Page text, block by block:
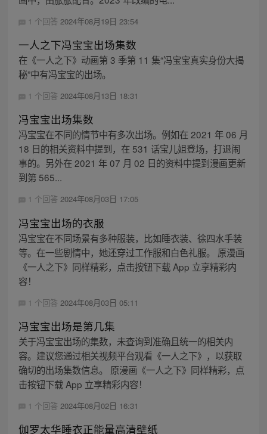
1 个回答 2024年08月19日 23:54
一人之下冯宝宝出场集数
在《一人之下》动画第 3 季第 11 集“冯宝宝真实身份大揭
秘”中有冯宝宝的出场。
1 个回答 2024年08月13日 18:31
冯宝宝出场集数
冯宝宝在不同的情节中有多次出场。例如在 2021 年 06 月
18 日的相关资料中提到，在 531 话宝儿姐登场，打退闹
事的。另外在 2021 年 07 月 02 日的资料中提到漫画更新
到第 565...
1 个回答 2024年08月03日 17:05
冯宝宝出场的衣服
冯宝宝在不同场景有多种服装，比如睡衣装、徐四水手装
等。在一些剧情中，她还穿过工作服和白色礼服。 原漫画
《一人之下》同样精彩，点击按钮下载 App 立享精彩内
容！
1 个回答 2024年08月03日 05:11
冯宝宝出场是第几集
关于冯宝宝出场的集数，未查询到准确且统一的相关内
容。建议您通过相关视频平台观看《一人之下》，以获取
确切的出场集数信息。 原漫画《一人之下》同样精彩，点
击按钮下载 App 立享精彩内容！
1 个回答 2024年08月02日 16:31
伽罗太华睡衣正能量高清壁纸